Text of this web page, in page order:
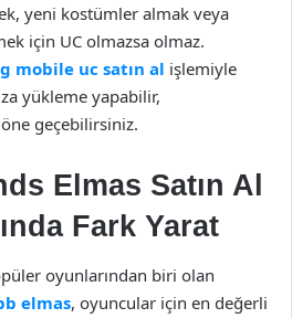
yeni kostümler almak veya
için UC olmazsa olmaz.
mobile uc satın al işlemiyle
yükleme yapabilir,
geçebilirsiniz.
Elmas Satın Al
Fark Yarat
oyunlarından biri olan
elmas, oyuncular için en değerli